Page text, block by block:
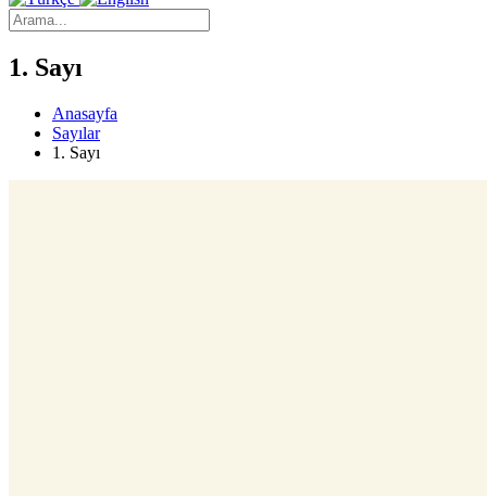
1. Sayı
Anasayfa
Sayılar
1. Sayı